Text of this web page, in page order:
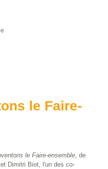
le Faire-
le Faire-ensemble, de
Dimitri Biot, l'un des co-